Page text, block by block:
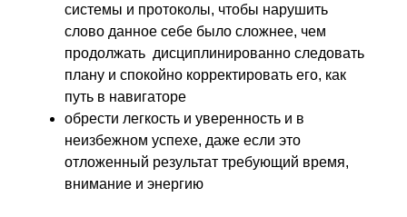
системы и протоколы, чтобы нарушить
слово данное себе было сложнее, чем
продолжать дисциплинированно следовать
плану и спокойно корректировать его, как
путь в навигаторе
обрести легкость и уверенность и в
неизбежном успехе, даже если это
отложенный результат требующий время,
внимание и энергию